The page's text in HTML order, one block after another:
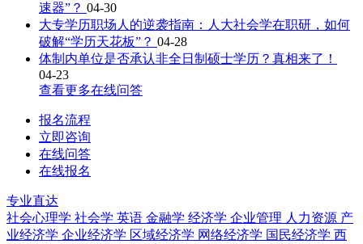
速器”？ 04-30
大专学历职场人的逆袭指南：人大社会学在职研，如何
破解“学历天花板”？ 04-28
体制内单位是否承认非全日制硕士学历？真相来了！
04-23
查看更多在线问答
报名流程
立即咨询
在线问答
在线报名
专业直达
社会心理学 社会学 英语 金融学 经济学 企业管理 人力资源 产
业经济学 企业经济学 区域经济学 网络经济学 国民经济学 西